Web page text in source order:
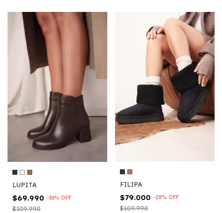
LUPITA
$69.990 -36% OFF
$109.990
FILIPA
$79.000 -28% OFF
$109.990